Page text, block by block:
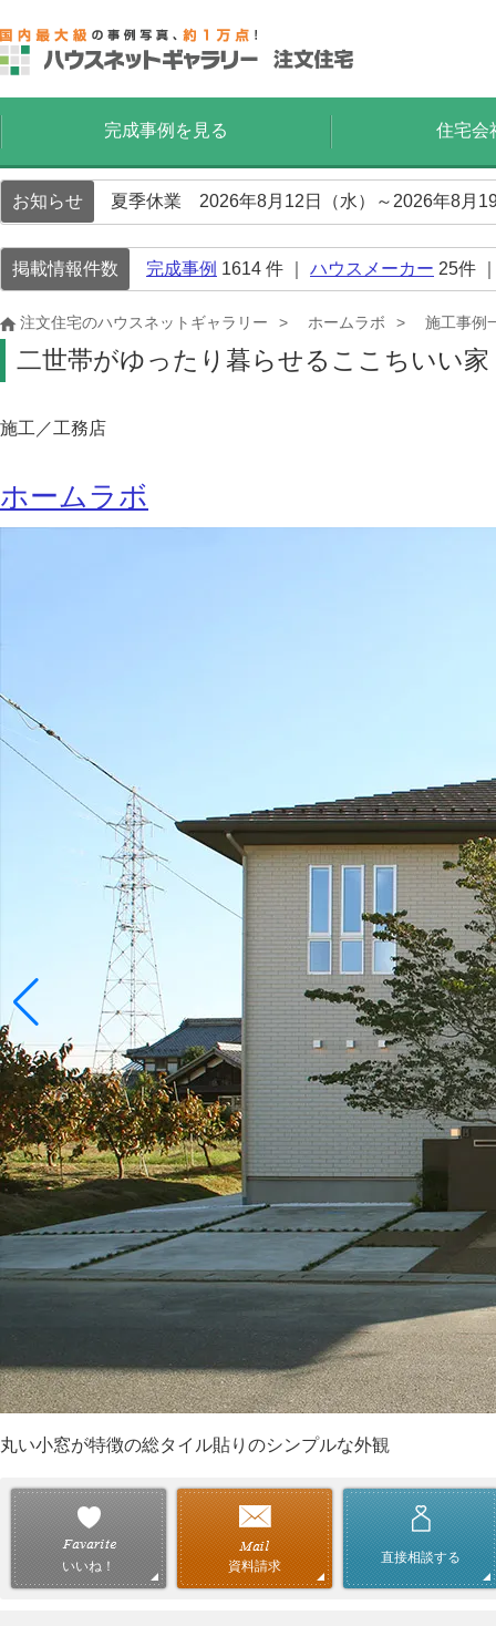
完成事例を見る 住宅会
お知らせ 夏季休業 2026年8月12日（水）～2026年8月
掲載情報件数 完成事例 1614 件 ｜ ハウスメーカー 25件
注文住宅のハウスネットギャラリー ホームラボ 施工事例
二世帯がゆったり暮らせるここちいい家
施工／工務店
ホームラボ
丸い小窓が特徴の総タイル貼りのシンプルな外観
いいね！ 資料請求
直接相談する